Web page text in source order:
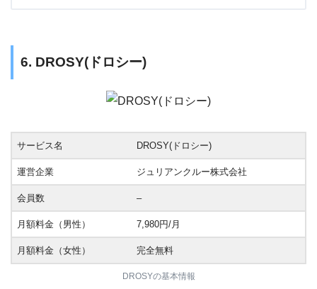
6. DROSY(ドロシー)
サービス名 DROSY(ドロシー)
運営企業 ジュリアンクルー株式会社
会員数 –
月額料金（男性） 7,980円/月
月額料金（女性） 完全無料
DROSYの基本情報